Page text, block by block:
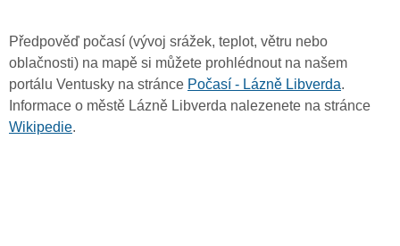
Předpověď počasí (vývoj srážek, teplot, větru nebo
oblačnosti) na mapě si můžete prohlédnout na našem
portálu Ventusky na stránce Počasí - Lázně Libverda.
Informace o městě Lázně Libverda nalezenete na stránce
Wikipedie.